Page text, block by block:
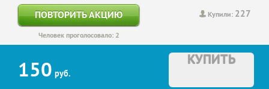
Купили: 227
ПОВТОРИТЬ АКЦИЮ
Человек проголосовало: 2
150 руб.
КУПИТЬ